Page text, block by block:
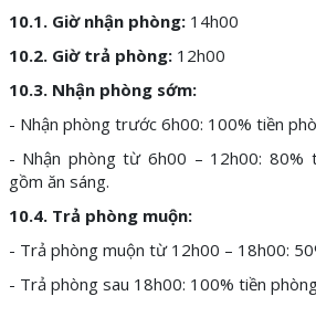
10.1. Giờ nhận phòng:14h00
10.2. Giờ trả phòng:12h00
10.3. Nhận phòng sớm:
- Nhận phòng trước 6h00: 100% tiền
- Nhận phòng từ 6h00 – 12h00: 80%
gồm ăn sáng.
10.4. Trả phòng muộn:
- Trả phòng muộn từ 12h00 – 18h00:
- Trả phòng sau 18h00: 100% tiền